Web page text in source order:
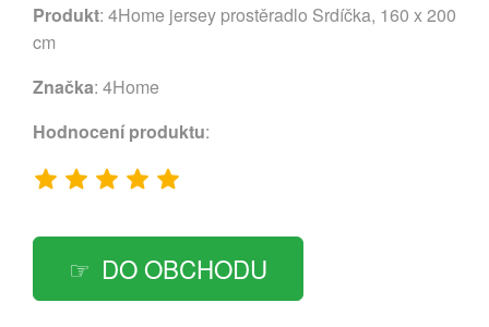
Produkt: 4Home jersey prostěradlo Srdíčka, 160 x 200
cm
Značka: 4Home
Hodnocení produktu:
DO OBCHODU